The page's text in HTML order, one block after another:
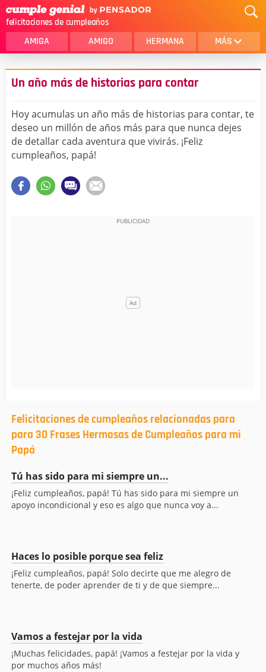
felicitaciones de cumpleaños
AMIGA AMIGO HERMANA MÁS
MAMA
AMOR
SOBRINA
HIJA
HERMANO
HIJO
PAPA
Un año más de historias para contar
Hoy acumulas un año más de historias para contar, te
deseo un millón de años más para que nunca dejes
de detallar cada aventura que vivirás. ¡Feliz
cumpleaños, papá!
Felicitaciones de cumpleaños relacionadas para
para 30 Frases Hermosas de Cumpleaños para mi
Papá
Tú has sido para mi siempre un...
¡Feliz cumpleaños, papá! Tú has sido para mi siempre un
apoyo incondicional y eso es algo que nunca voy a...
Haces lo posible porque sea feliz
¡Feliz cumpleaños, papá! Solo decirte que me alegro de
tenerte, de poder aprender de ti y de que siempre...
Vamos a festejar por la vida
¡Muchas felicidades, papá! ¡Vamos a festejar por la vida y
por muchos años más!